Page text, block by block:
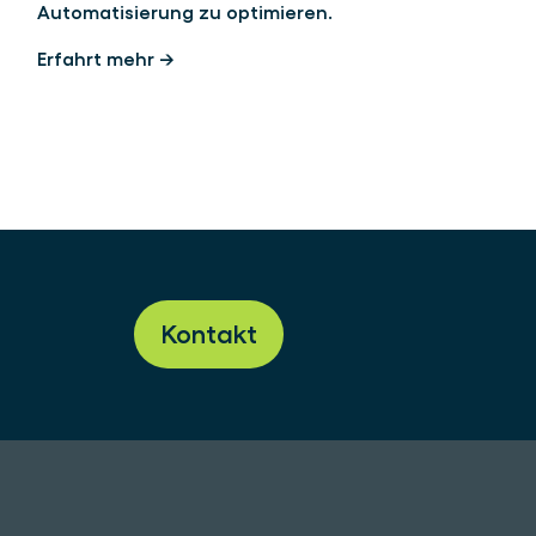
Automatisierung zu optimieren.
Erfahrt mehr →
Kontakt